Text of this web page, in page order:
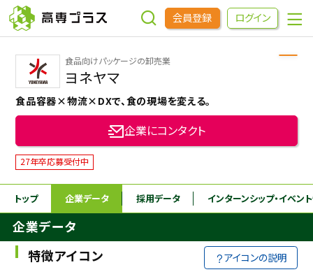
会員登録 ログイン
企業をさがす
進学先をさがす
インターンシップ・イベントをさがす
高専OBOGをさがす
高専プラスセミナー
食品向けパッケージの卸売業
ヨネヤマ
食品容器×物流×DXで、食の現場を変える。
企業にコンタクト
27年卒応募受付中
トップ 企業データ 採用データ インターンシップ・イベン
企業データ
特徴アイコン
アイコンの説明